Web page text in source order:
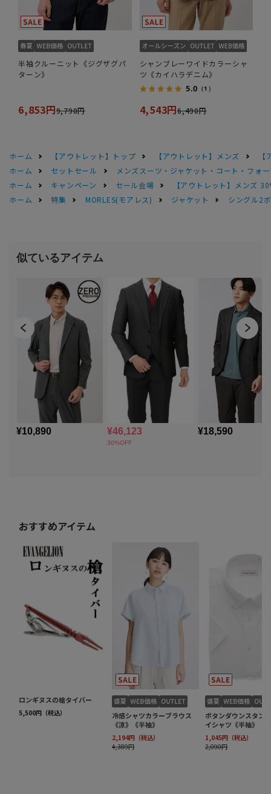
半袖クルーニット《ジグザグパ
ターン》
6,853円9,790円
シャンブレーワイドカラーシャ
ツ《カイハラデニム》
5.0 （1）
4,543円6,490円
ホーム 【アウトレット】トップ 【アウトレット】メンズ
ホーム
セットセール
メンズスーツ・ジャケット・コート・フォ
ホーム
キャンペーン セール会場
【アウトレット】メンズ
ホーム
特集 MORLES(モアレス) ジャケット シングル2